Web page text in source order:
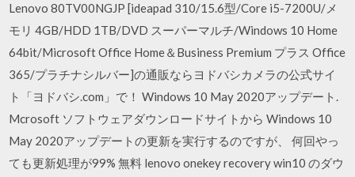
Lenovo 80TV00NGJP [ideapad 310/15.6型/Core i5-7200U/メ
モリ 4GB/HDD 1TB/DVD スーパーマルチ/Windows 10 Home
64bit/Microsoft Office Home＆Business Premium プラス Office
365/プラチナシルバー]の通販ならヨドバシカメラの公式サイ
ト「ヨドバシ.com」で！ Windows 10 May 2020アップデート.
Mcrosoft ソフトウェアダウンロードサイトから Windows 10
May 2020アップデートの更新を実行するのですが、 何回やっ
ても更新処理が99% 無料 lenovo onekey recovery win10 のダウ